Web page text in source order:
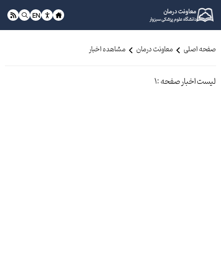
معاونت درمان
دانشگاه علوم پزشکی سبزوار EN
صفحه اصلی معاونت درمان مشاهده اخبار
لیست اخبار صفحه :1